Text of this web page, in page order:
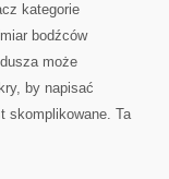
kategorie
bodźców
może
by napisać
skomplikowane. Ta